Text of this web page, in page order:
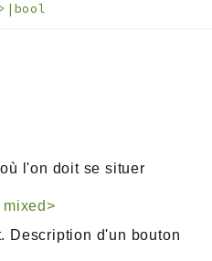
l'on doit se situer
Description d'un bouton